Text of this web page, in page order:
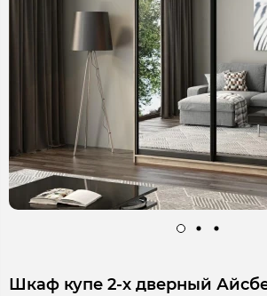
Шкаф купе 2-х дверный